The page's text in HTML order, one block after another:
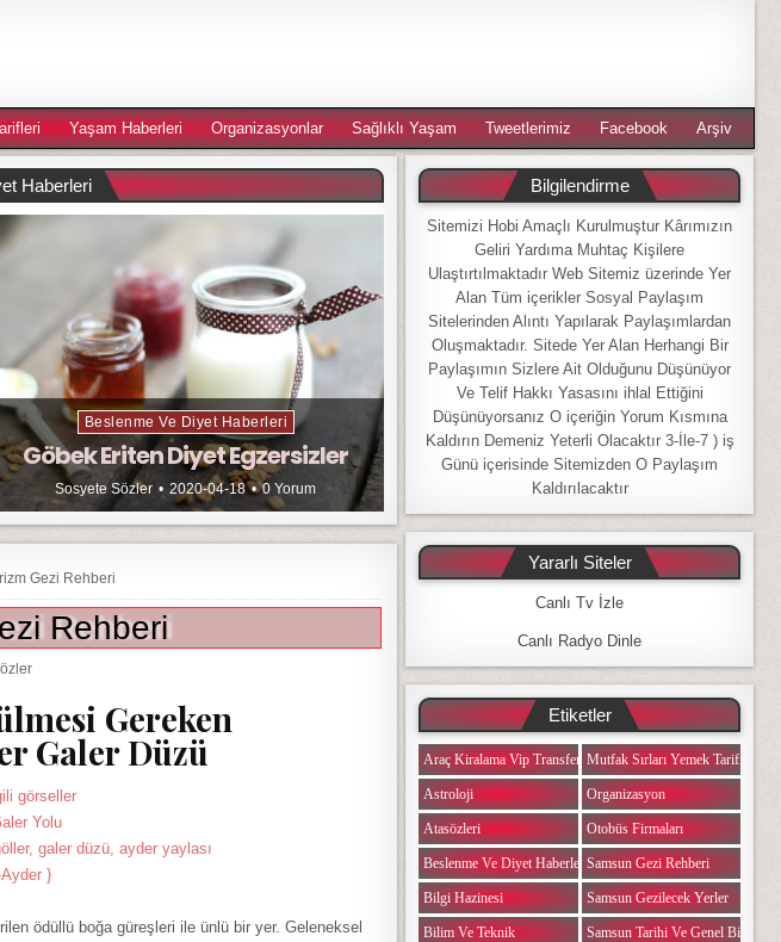
Yaşam Haberleri Organizasyonlar Sağlıklı Yaşam Tweetlerimiz Facebook Arşiv
Haberleri
Beslenme Ve Diyet Haberleri
Göbek Eriten Diyet Egzersizler
Sosyete Sözler 2020-04-18 0 Yorum
Gezi Rehberi
Rehberi
Gereken
Galer Düzü
görseller
Yolu
galer düzü, ayder yaylası
}
ödüllü boğa güreşleri ile ünlü bir yer. Geleneksel
Bilgilendirme
Sitemizi Hobi Amaçlı Kurulmuştur Kârımızın
Geliri Yardıma Muhtaç Kişilere
Ulaştırtılmaktadır Web Sitemiz üzerinde Yer
Alan Tüm içerikler Sosyal Paylaşım
Sitelerinden Alıntı Yapılarak Paylaşımlardan
Oluşmaktadır. Sitede Yer Alan Herhangi Bir
Paylaşımın Sizlere Ait Olduğunu Düşünüyor
Ve Telif Hakkı Yasasını ihlal Ettiğini
Düşünüyorsanız O içeriğin Yorum Kısmına
Kaldırın Demeniz Yeterli Olacaktır 3-İle-7 ) iş
Günü içerisinde Sitemizden O Paylaşım
Kaldırılacaktır
Yararlı Siteler
Canlı Tv İzle
Canlı Radyo Dinle
Etiketler
Araç Kiralama Vip Transfer
Astroloji
Atasözleri
Beslenme Ve Diyet Haberleri
Bilgi Hazinesi
Bilim Ve Teknik
Mutfak Sırları Yemek Tarifi
Organizasyon
Otobüs Firmaları
Samsun Gezi Rehberi
Samsun Gezilecek Yerler
Samsun Tarihi Ve Genel Bilgiler